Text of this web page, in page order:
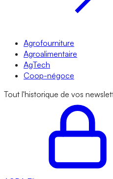
Agrofourniture
Agroalimentaire
AgTech
Coop-négoce
Tout l'historique de vos